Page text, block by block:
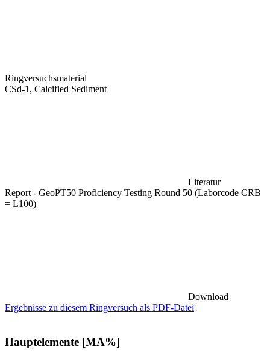
Ringversuchsmaterial
CSd-1, Calcified Sediment
Literatur
Report - GeoPT50 Proficiency Testing Round 50 (Laborcode CRB
= L100)
Download
Ergebnisse zu diesem Ringversuch als PDF-Datei
Hauptelemente [MA%]